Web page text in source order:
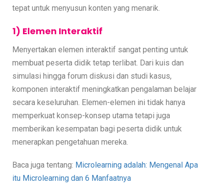
tepat untuk menyusun konten yang menarik.
1) Elemen Interaktif
Menyertakan elemen interaktif sangat penting untuk
membuat peserta didik tetap terlibat. Dari kuis dan
simulasi hingga forum diskusi dan studi kasus,
komponen interaktif meningkatkan pengalaman belajar
secara keseluruhan. Elemen-elemen ini tidak hanya
memperkuat konsep-konsep utama tetapi juga
memberikan kesempatan bagi peserta didik untuk
menerapkan pengetahuan mereka.
Baca juga tentang: Microlearning adalah: Mengenal Apa
itu Microlearning dan 6 Manfaatnya